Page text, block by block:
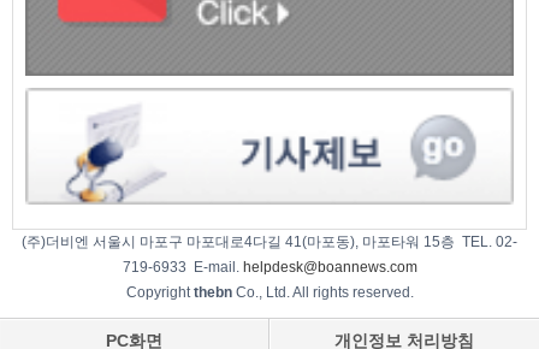
(주)더비엔 서울시 마포구 마포대로4다길 41(마포동), 마포타워 15층 TEL. 02-
719-6933 E-mail. helpdesk@boannews.com
CopyrightthebnCo., Ltd. All rights reserved.
PC화면 개인정보 처리방침